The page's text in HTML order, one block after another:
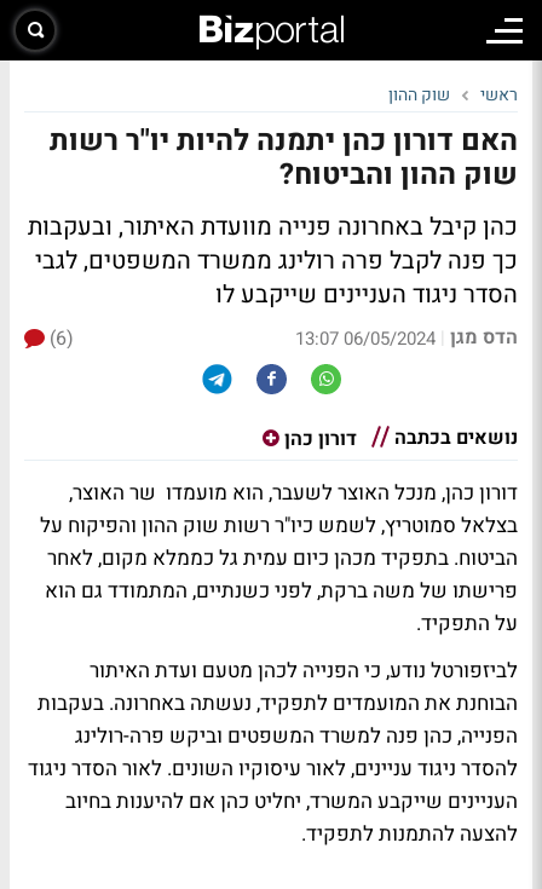
ראשי שוק ההון
האם דורון כהן יתמנה להיות יו"ר רשות
שוק ההון והביטוח?
כהן קיבל באחרונה פנייה מוועדת האיתור, ובעקבות
כך פנה לקבל פרה רולינג ממשרד המשפטים, לגבי
הסדר ניגוד העניינים שייקבע לו
הדס מגן |
06/05/2024 13:07
(6)
נושאים בכתבה דורון כהן
דורון כהן, מנכל האוצר לשעבר, הוא מועמדו שר האוצר,
בצלאל סמוטריץ, לשמש כיו"ר רשות שוק ההון והפיקוח על
הביטוח. בתפקיד מכהן כיום עמית גל כממלא מקום, לאחר
פרישתו של משה ברקת, לפני כשנתיים, המתמודד גם הוא
על התפקיד.
לביזפורטל נודע, כי הפנייה לכהן מטעם ועדת האיתור
הבוחנת את המועמדים לתפקיד, נעשתה באחרונה. בעקבות
הפנייה, כהן פנה למשרד המשפטים וביקש פרה-רולינג
להסדר ניגוד עניינים, לאור עיסוקיו השונים. לאור הסדר ניגוד
העניינים שייקבע המשרד, יחליט כהן אם להיענות בחיוב
להצעה להתמנות לתפקיד.